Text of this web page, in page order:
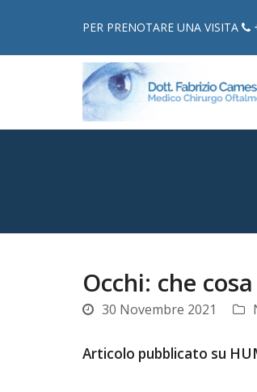
PER PRENOTARE UNA VISITA
Occhi: che
30 Novembre 2021
Articolo pubblicato su